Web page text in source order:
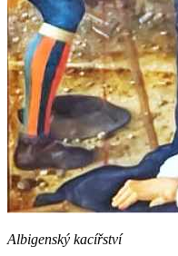
Albigenský kacířství